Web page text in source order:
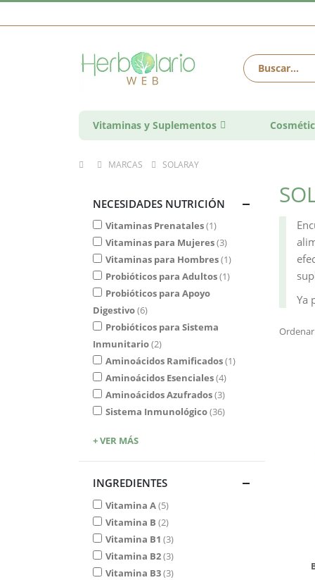
Vitaminas y Suplementos
MARCAS SOLARAY
NECESIDADES NUTRICIÓN
Vitaminas Prenatales 1
Vitaminas para Mujeres 3
Vitaminas para Hombres 1
Probióticos para Adultos 1
Probióticos para Apoyo
Digestivo 6
Probióticos para Sistema
Inmunitario 2
Aminoácidos Ramificados 1
Aminoácidos Esenciales 4
Aminoácidos Azufrados 3
Sistema Inmunológico 36
+ VER MÁS
INGREDIENTES
Vitamina A 5
Vitamina B 2
Vitamina B1 3
Vitamina B2 3
Vitamina B3 3
Ya